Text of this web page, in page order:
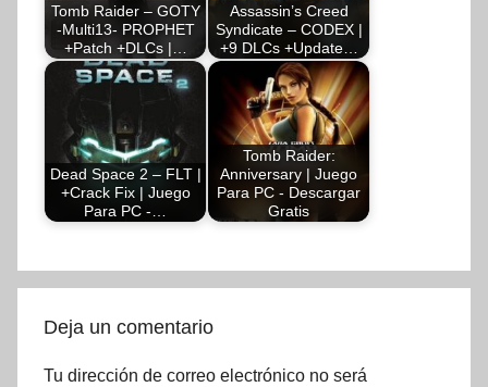
Tomb Raider – GOTY
-Multi13- PROPHET
+Patch +DLCs |…
Assassin’s Creed
Syndicate – CODEX |
+9 DLCs +Update…
Dead Space 2 – FLT |
+Crack Fix | Juego
Para PC -…
Tomb Raider:
Anniversary | Juego
Para PC - Descargar
Gratis
Deja un comentario
Tu dirección de correo electrónico no será